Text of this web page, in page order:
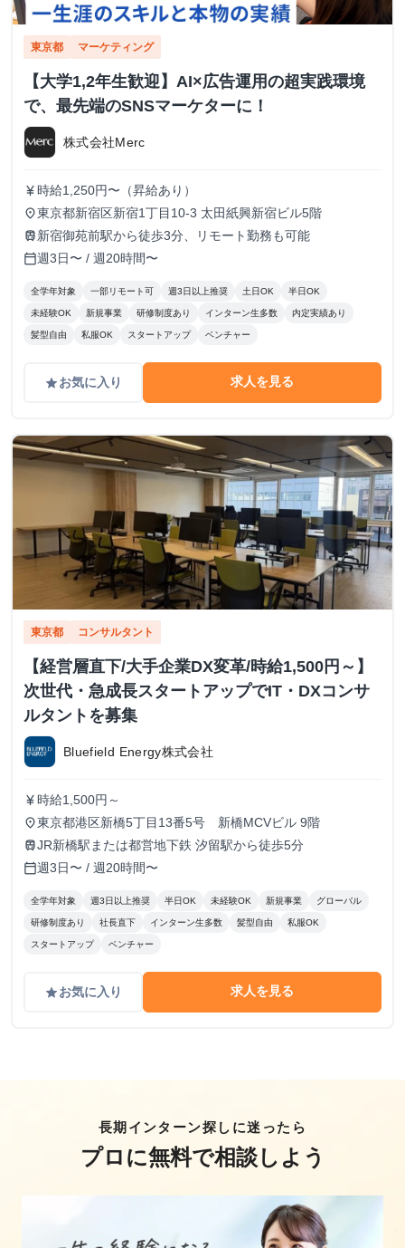
東京都 マーケティング
【大学1,2年生歓迎】AI×広告運用の超実践環境
で、最先端のSNSマーケターに！
株式会社Merc
currency_yen 時給1,250円〜（昇給あり）
place東京都新宿区新宿1丁目10-3 太田紙興新宿ビル5階
train 新宿御苑前駅から徒歩3分、リモート勤務も可能
calendar_today週3日〜 / 週20時間〜
全学年対象 一部リモート可 週3日以上推奨 土日OK 半日OK
未経験OK 新規事業 研修制度あり インターン生多数 内定実績あり
髪型自由 私服OK スタートアップ ベンチャー
gradeお気に入り 求人を見る
東京都 コンサルタント
【経営層直下/大手企業DX変革/時給1,500円～】
次世代・急成長スタートアップでIT・DXコンサ
ルタントを募集
Bluefield Energy株式会社
currency_yen 時給1,500円～
place東京都港区新橋5丁目13番5号 新橋MCVビル 9階
trainJR新橋駅または都営地下鉄 汐留駅から徒歩5分
calendar_today週3日〜 / 週20時間〜
全学年対象 週3日以上推奨 半日OK 未経験OK 新規事業 グローバル
研修制度あり 社長直下 インターン生多数 髪型自由 私服OK
スタートアップ ベンチャー
gradeお気に入り 求人を見る
長期インターン探しに迷ったら
プロに無料で相談しよう